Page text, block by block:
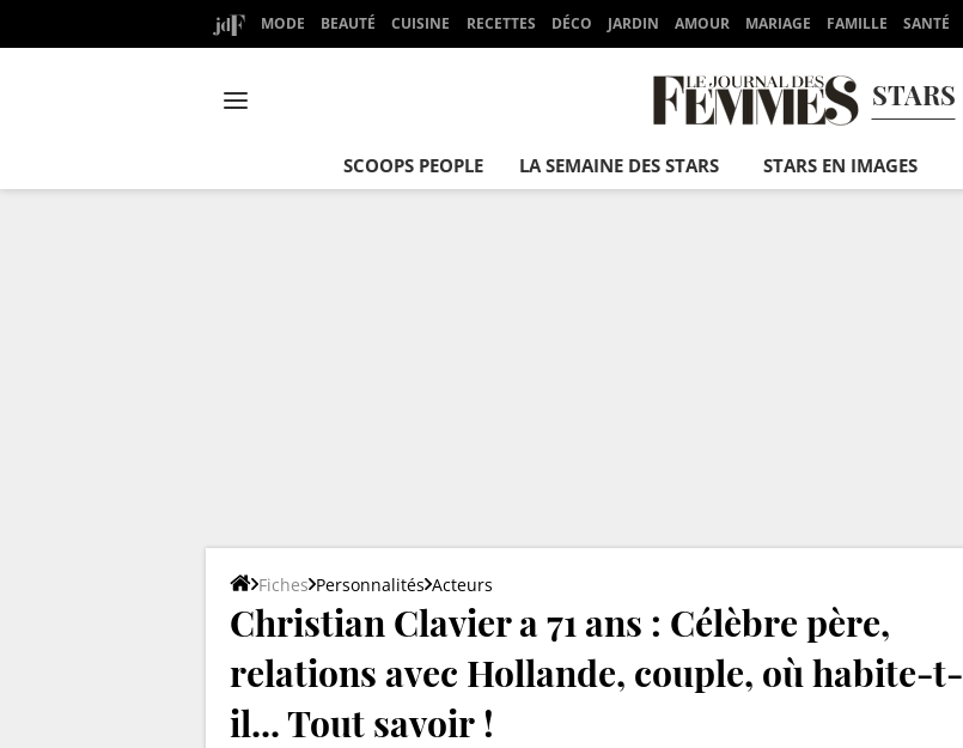
MODE BEAUTÉ CUISINE RECETTES DÉCO JARDIN AMOUR MARIAGE FAMILLE SANTÉ
STARS
SCOOPS PEOPLE LA SEMAINE DES STARS STARS EN IMAGES
Fiches Personnalités Acteurs
Christian Clavier a 71 ans : Célèbre père,
relations avec Hollande, couple, où habite-t-
il... Tout savoir !